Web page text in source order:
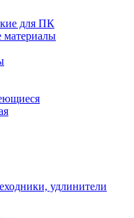
для ПК
материалы
удлинители